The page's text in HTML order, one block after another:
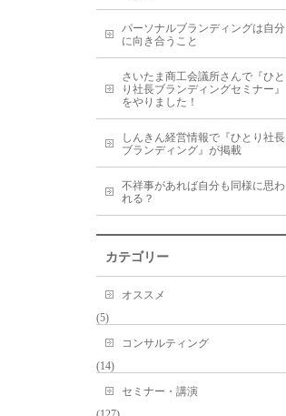
パーソナルブランディングは自分
に向き合うこと
さいたま商工会議所さんで『ひと
り社長ブランディングセミナー』
をやりました！
しんきん経営情報で『ひとり社長
ブランディング』が掲載
不祥事があれば自分も同様に思わ
れる？
カテゴリー
オススメ
(5)
コンサルティング
(14)
セミナー・講演